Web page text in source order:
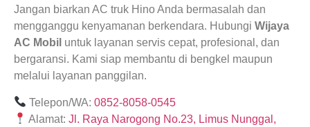
Jangan biarkan AC truk Hino Anda bermasalah dan
mengganggu kenyamanan berkendara. Hubungi Wijaya
AC Mobil untuk layanan servis cepat, profesional, dan
bergaransi. Kami siap membantu di bengkel maupun
melalui layanan panggilan.
Telepon/WA:0852-8058-0545
Alamat:Jl. Raya Narogong No.23, Limus Nunggal,